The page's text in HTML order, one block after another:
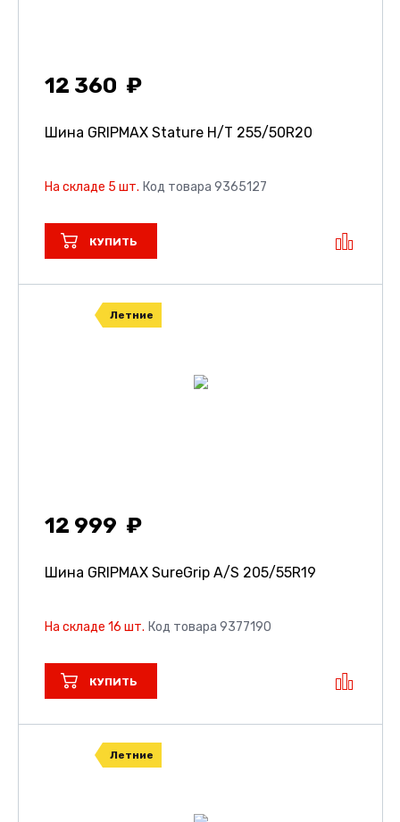
12 360
Шина GRIPMAX Stature H/T 255/50R20
На складе 5 шт. Код товара 9365127
КУПИТЬ
Летние
12 999
Шина GRIPMAX SureGrip A/S 205/55R19
На складе 16 шт. Код товара 9377190
КУПИТЬ
Летние